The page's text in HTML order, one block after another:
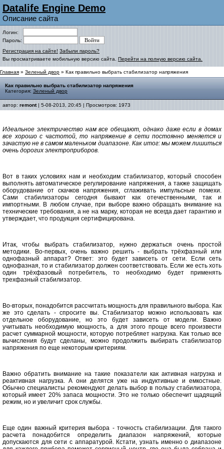
Datalife Engine Demo
Описание сайта
Логин:
Пароль:
Регистрация на сайте! Забыли пароль?
Вы просматриваете мобильную версию сайта. Перейти на полную версию сайта.
Главная » Зеленый двор » Как правильно выбрать стабилизатор напряжения
Как правильно выбрать стабилизатор напряжения
Категория: Зеленый двор
автор: remont| 5-08-2013, 20:45 | Просмотров: 1973
Идеальное электричество нам все обещают, однако даже если в домах
все хорошо с частотой, то напряжение в сети постоянно меняется и
зачастую не в самом маленьком диапазоне. Как итог: мы можем лишиться
очень дорогих электроприборов.
Вот в таких условиях нам и необходим стабилизатор, который способен
выполнять автоматическое регулирование напряжения, а также защищать
оборудование от скачков напряжения, сглаживать импульсные помехи.
Сами стабилизаторы сегодня бывают как отечественными, так и
импортными. В любом случае, при выборе важно обращать внимание на
технические требования, а не на марку, которая не всегда дает гарантию и
утверждает, что продукция сертифицирована.
Итак, чтобы выбрать стабилизатор, нужно держаться очень простой
методики. Во-первых, очень важно решить - выбрать трёхфазный или
однофазный аппарат? Ответ: это будет зависеть от сети. Если сеть
однофазная, то и стабилизатор должен соответствовать. Если же есть хоть
один трёхфазовый потребитель, то необходимо будет применять
трехфазный стабилизатор.
Во-вторых, понадобится рассчитать мощность для правильного выбора. Как
же это сделать - спросите вы. Стабилизатор можно использовать как
отдельное оборудование, но это будет зависеть от модели. Важно
учитывать необходимую мощность, а для этого проще всего произвести
расчет суммарной мощности, которую потребляет нагрузка. Как только все
вычисления будут сделаны, можно продолжить выбирать стабилизатор
напряжения по еще некоторым критериям.
Важно обратить внимание на такие показатели как активная нагрузка и
реактивная нагрузка. А они делятся уже на индуктивные и емкостные.
Обычно специалисты рекомендуют делать выбор в пользу стабилизатора,
который имеет 20% запаса мощности. Это не только обеспечит щадящий
режим, но и увеличит срок службы.
Еще один важный критерия выбора - точность стабилизации. Для такого
расчета понадобится определить диапазон напряжений, которые
допускаются для сети с аппаратурой. Кстати, узнать именно о диапазоне